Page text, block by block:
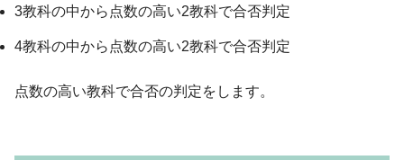
3教科の中から点数の高い2教科で合否判定
4教科の中から点数の高い2教科で合否判定
点数の高い教科で合否の判定をします。